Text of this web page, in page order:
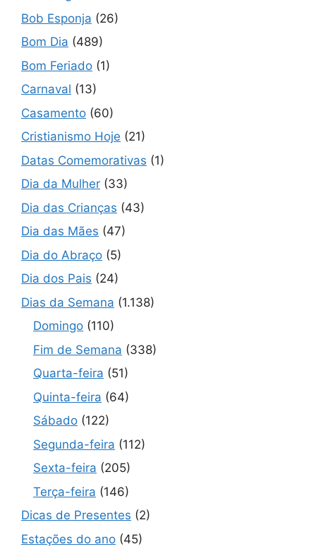
Bob Esponja (26)
Bom Dia (489)
Bom Feriado (1)
Carnaval (13)
Casamento (60)
Cristianismo Hoje (21)
Datas Comemorativas (1)
Dia da Mulher (33)
Dia das Crianças (43)
Dia das Mães (47)
Dia do Abraço (5)
Dia dos Pais (24)
Dias da Semana (1.138)
Domingo (110)
Fim de Semana (338)
Quarta-feira (51)
Quinta-feira (64)
Sábado (122)
Segunda-feira (112)
Sexta-feira (205)
Terça-feira (146)
Dicas de Presentes (2)
Estações do ano (45)